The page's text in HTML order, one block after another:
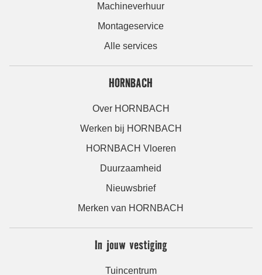
Machineverhuur
Montageservice
Alle services
HORNBACH
Over HORNBACH
Werken bij HORNBACH
HORNBACH Vloeren
Duurzaamheid
Nieuwsbrief
Merken van HORNBACH
In jouw vestiging
Tuincentrum